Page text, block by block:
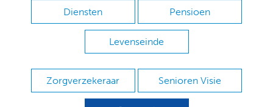
Diensten Pensioen
Levenseinde
Zorgverzekeraar Senioren Visie